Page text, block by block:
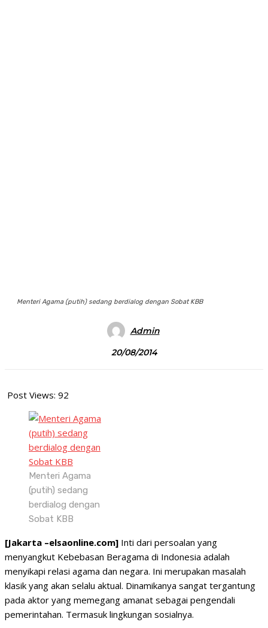
Menteri Agama (putih) sedang berdialog dengan Sobat KBB
Admin
20/08/2014
Post Views: 92
Menteri Agama
(putih) sedang
berdialog dengan
Sobat KBB
[Jakarta –elsaonline.com] Inti dari persoalan yang
menyangkut Kebebasan Beragama di Indonesia adalah
menyikapi relasi agama dan negara. Ini merupakan masalah
klasik yang akan selalu aktual. Dinamikanya sangat tergantung
pada aktor yang memegang amanat sebagai pengendali
pemerintahan. Termasuk lingkungan sosialnya.